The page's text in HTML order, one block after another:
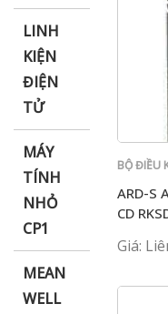
LINH
KIỆN
ĐIỆN
TỬ
MÁY
TÍNH
NHỎ
CP1
MEAN
WELL
BỘ ĐIỀU
ARD-S
CD
Giá: